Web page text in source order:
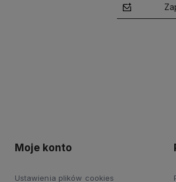
Moje konto
Ustawienia plików cookies